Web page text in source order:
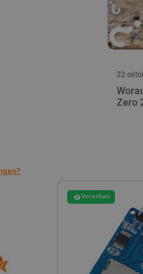
22
Zero
Vorschau
CookieScriptConsent
_smvs
PHPSESSID